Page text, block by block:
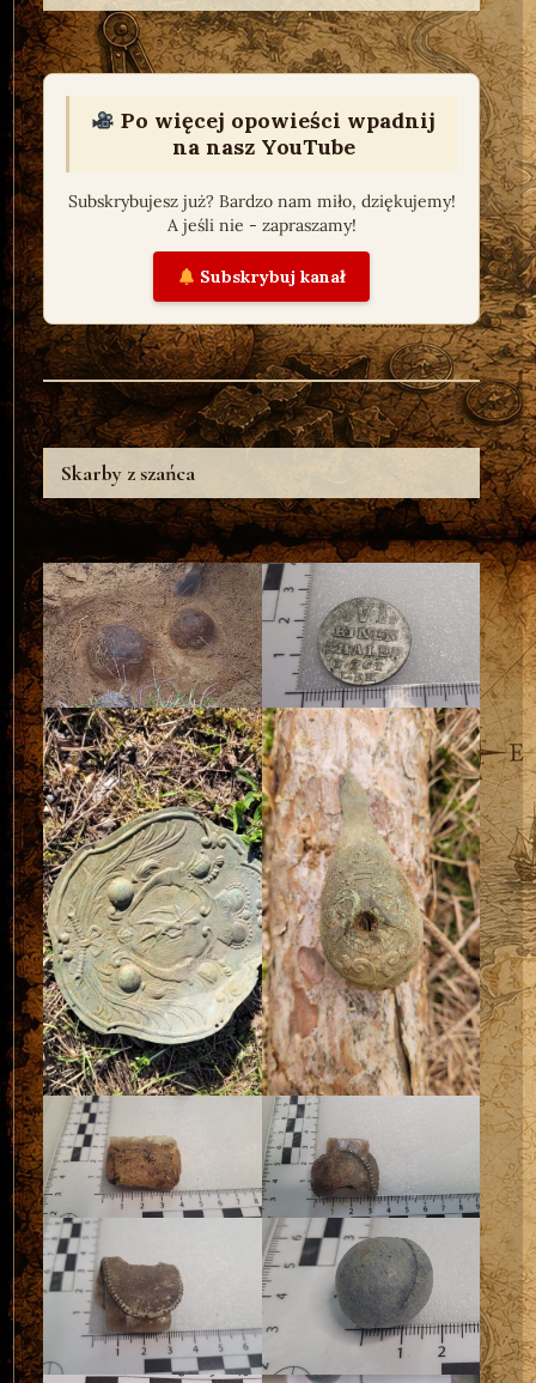
Po więcej opowieści wpadnij
na nasz YouTube
Subskrybujesz już? Bardzo nam miło, dziękujemy!
A jeśli nie - zapraszamy!
Subskrybuj kanał
Skarby z szańca